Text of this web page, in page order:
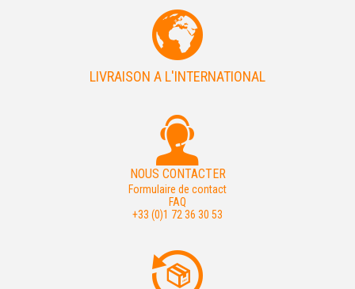
LIVRAISON A L'INTERNATIONAL
NOUS CONTACTER
Formulaire de contact
FAQ
+33 (0)1 72 36 30 53